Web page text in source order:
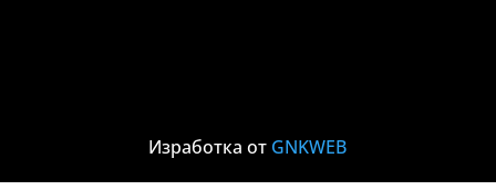
Изработка от GNKWEB